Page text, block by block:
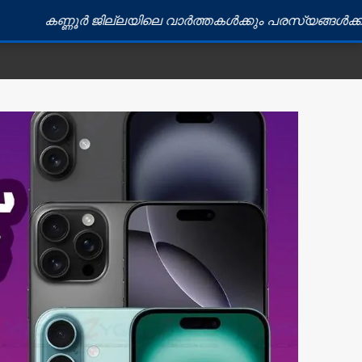
ജില്ലയിലെ വാർത്തകൾക്കും പരസ്യങ്ങൾക്കും